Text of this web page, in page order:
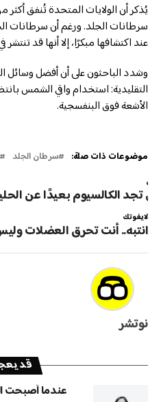
سرطانات الجلد. ورغم أن سرطانات
عند اكتشافها مبكرًا، إلا أنها قد
وشدد الباحثون على أن أفضل وسائل
التقليدية: استخدام واقي الشمس
الأشعة فوق البنفسجية.
موضوعات ذات صلة: سرطان الجلد
تجد الكالسيوم بعيدًا عن
لايفوتك
انتبه.. أنت تحرق العضلات
نوتشر
قد
عندما أصبحت